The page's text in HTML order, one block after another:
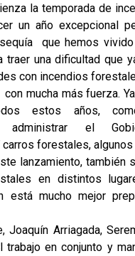
la temporada de
un año excepcional
que hemos vivido
traer una dificultad que
con incendios
con mucha más fuerza.
estos años,
administrar el
forestales,
lanzamiento, también
en distintos
está mucho mejor
Joaquín Arriagada,
trabajo en conjunto y